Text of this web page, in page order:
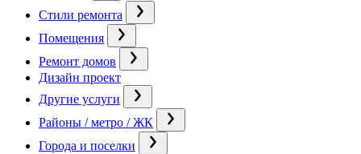
Стили ремонта
Помещения
Ремонт домов
Дизайн проект
Другие услуги
Районы / метро / ЖК
Города и поселки